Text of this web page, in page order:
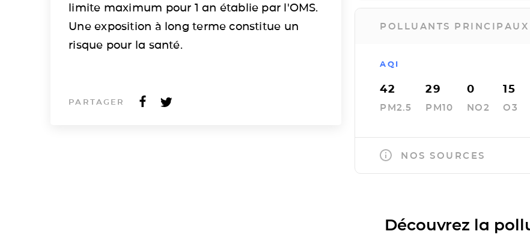
limite maximum pour 1 an établie par l'OMS.
Une exposition à long terme constitue un
risque pour la santé.
PARTAGER
POLLUANTS PRINCIPAUX
AQI
42
PM2.5
29
PM10
0
NO2
15
O3
NOS SOURCES
Découvrez la